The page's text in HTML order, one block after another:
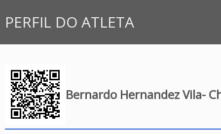
PERFIL DO ATLETA
Bernardo Hernandez Vila-